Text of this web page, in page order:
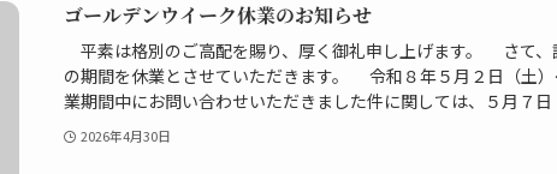
ゴールデンウイーク休業のお知らせ
平素は格別のご高配を賜り、厚く御礼申し上げます。 さて、
の期間を休業とさせていただきます。 令和８年５月２日（土
業期間中にお問い合わせいただきました件に関しては、５月７
2026年4月30日